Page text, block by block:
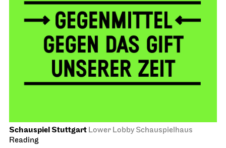
Schauspiel Stuttgart Lower Lobby Schauspielhaus
Reading